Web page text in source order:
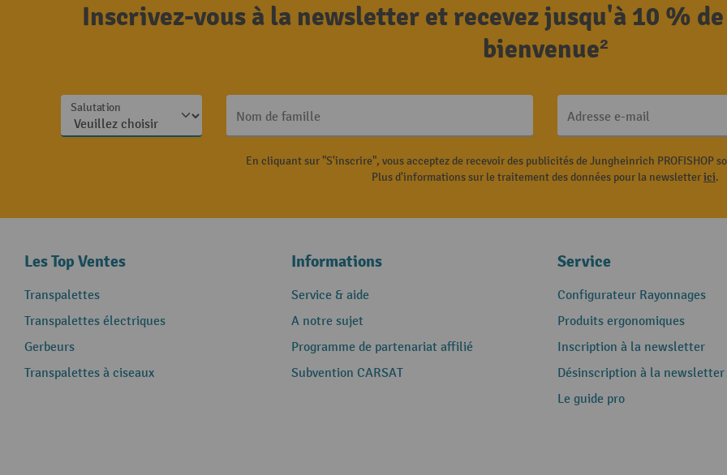
Inscrivez-vous à la newsletter et recevez jusqu'à 10 %
bienvenue²
Salutation
Nom de famille Adresse e-mail
En cliquant sur "S'inscrire", vous acceptez de recevoir des publicités de Jungheinrich PROFISHOP
Plus d'informations sur le traitement des données pour la newsletterici.
Les Top Ventes
Transpalettes
Transpalettes électriques
Gerbeurs
Transpalettes à ciseaux
Informations
Service & aide
A notre sujet
Programme de partenariat affilié
Subvention CARSAT
Service
Configurateur Rayonnages
Produits ergonomiques
Inscription à la newsletter
Désinscription à la newsletter
Le guide pro